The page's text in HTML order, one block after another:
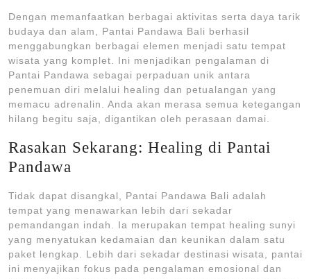
Dengan memanfaatkan berbagai aktivitas serta daya tarik
budaya dan alam, Pantai Pandawa Bali berhasil
menggabungkan berbagai elemen menjadi satu tempat
wisata yang komplet. Ini menjadikan pengalaman di
Pantai Pandawa sebagai perpaduan unik antara
penemuan diri melalui healing dan petualangan yang
memacu adrenalin. Anda akan merasa semua ketegangan
hilang begitu saja, digantikan oleh perasaan damai.
Rasakan Sekarang: Healing di Pantai
Pandawa
Tidak dapat disangkal, Pantai Pandawa Bali adalah
tempat yang menawarkan lebih dari sekadar
pemandangan indah. Ia merupakan tempat healing sunyi
yang menyatukan kedamaian dan keunikan dalam satu
paket lengkap. Lebih dari sekadar destinasi wisata, pantai
ini menyajikan fokus pada pengalaman emosional dan